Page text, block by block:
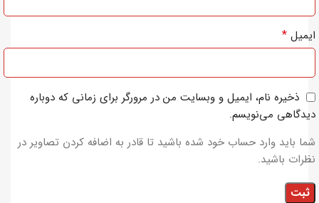
ایمیل *
ذخیره نام، ایمیل و وبسایت من در مرورگر برای زمانی که دوباره
دیدگاهی می‌نویسم.
شما باید وارد حساب خود شده باشید تا قادر به اضافه کردن تصاویر در
نظرات باشید.